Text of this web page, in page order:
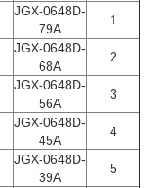
JGX-0648D-
79A
2
JGX-0648D-
68A
3
JGX-0648D-
56A
4
JGX-0648D-
45A
5
JGX-0648D-
39A